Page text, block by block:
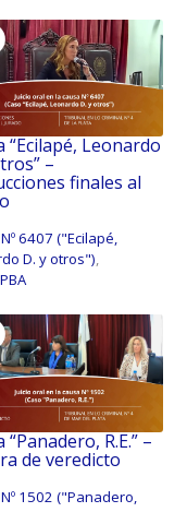
“Ecilapé, Leonardo
–
finales al
6407 ("Ecilapé,
D. y otros"),
“Panadero, R.E.” –
de veredicto
1502 ("Panadero,